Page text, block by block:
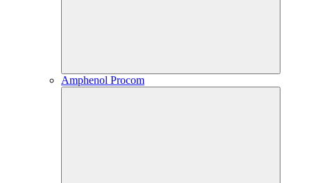
Amphenol Procom